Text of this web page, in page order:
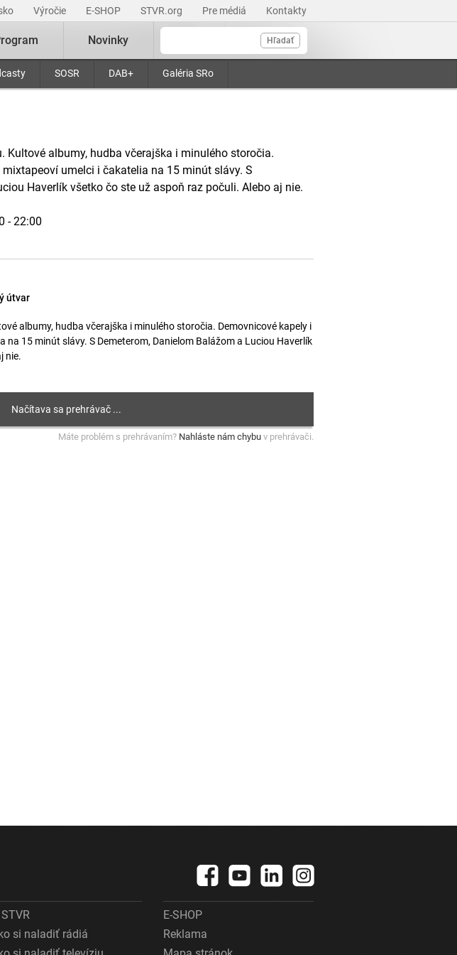
Výročie E-SHOP STVR.org Pre médiá Kontakty
Hľadať
SOSR DAB+ Galéria SRo
Novinky
Kultové albumy, hudba včerajška i minulého storočia.
umelci i čakatelia na 15 minút slávy. S
Haverlík všetko čo ste už aspoň raz počuli. Alebo aj nie.
- 22:00
útvar
albumy, hudba včerajška i minulého storočia. Demovnicové kapely i
na 15 minút slávy. S Demeterom, Danielom Balážom a Luciou Haverlík
nie.
Máte problém s prehrávaním? Nahláste nám chybu v prehrávači.
STVR
si naladiť rádiá
E-SHOP
Reklama